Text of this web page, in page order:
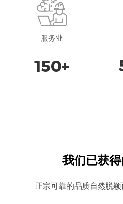
服务业
150+
我们已获
正宗可靠的品质自然脱颖